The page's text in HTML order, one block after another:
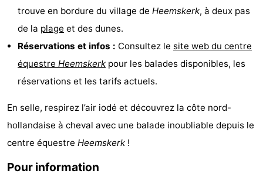
Forum
Route
Stationnement
Adresses
Médicales
trouve en bordure du village de Heemskerk, à deux pas
de la plage et des dunes.
Réservations et infos : Consultez le site web du centre
équestre Heemskerk pour les balades disponibles, les
réservations et les tarifs actuels.
En selle, respirez l’air iodé et découvrez la côte nord-
hollandaise à cheval avec une balade inoubliable depuis le
centre équestre Heemskerk !
Pour information